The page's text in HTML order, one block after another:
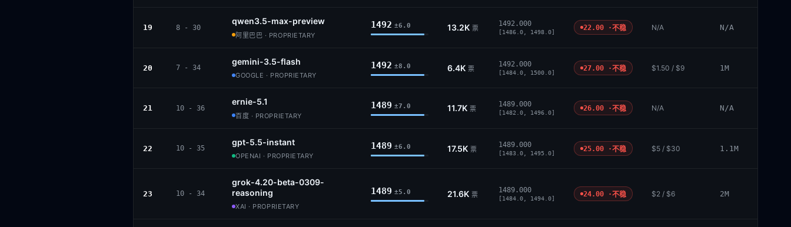
19 8 - 30
qwen3.5-max-preview
阿里巴巴 · PROPRIETARY
1492 ±6.0 13.2K 票
1492.000
[1486.0, 1498.0]
22.00 ·不稳 N/A N/A
20 7 - 34
gemini-3.5-flash
GOOGLE · PROPRIETARY
1492 ±8.0 6.4K 票
1492.000
[1484.0, 1500.0]
27.00 ·不稳 $1.50 / $9 1M
21 10 - 36
ernie-5.1
百度 · PROPRIETARY
1489 ±7.0 11.7K 票
1489.000
[1482.0, 1496.0]
26.00 ·不稳 N/A N/A
22 10 - 35
gpt-5.5-instant
OPENAI · PROPRIETARY
1489 ±6.0 17.5K 票
1489.000
[1483.0, 1495.0]
25.00 ·不稳 $5 / $30 1.1M
23 10 - 34
grok-4.20-beta-0309-
reasoning
XAI · PROPRIETARY
1489 ±5.0 21.6K 票
1489.000
[1484.0, 1494.0]
24.00 ·不稳 $2 / $6 2M